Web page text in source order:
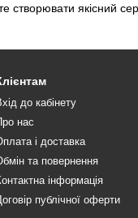
якісний
до кабінету
нас
і доставка
та повернення
інформація
публічної оферти